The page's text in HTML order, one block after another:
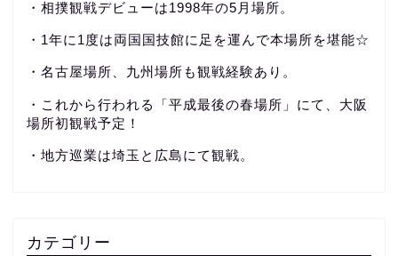
・相撲観戦デビューは1998年の5月場所。
・1年に1度は両国国技館に足を運んで本場所を堪能☆
・名古屋場所、九州場所も観戦経験あり。
・これから行われる「平成最後の春場所」にて、大阪
場所初観戦予定！
・地方巡業は埼玉と広島にて観戦。
カテゴリー